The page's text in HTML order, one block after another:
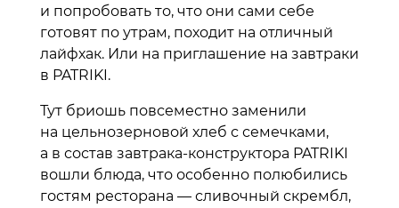
и попробовать то, что они сами себе
готовят по утрам, походит на отличный
лайфхак. Или на приглашение на завтраки
в PATRIKI.
Тут бриошь повсеместно заменили
на цельнозерновой хлеб с семечками,
а в состав завтрака-конструктора PATRIKI
вошли блюда, что особенно полюбились
гостям ресторана — сливочный скрембл,